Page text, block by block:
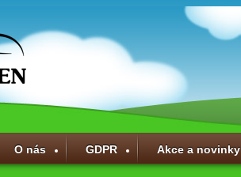
O nás GDPR Akce a novinky